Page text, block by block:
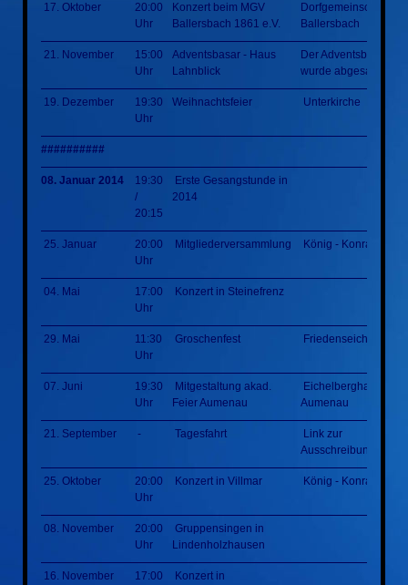
17. Oktober
20:00
Uhr
Konzert beim MGV
Ballersbach 1861 e.V.
Ballersbach
21. November
15:00
Uhr
Adventsbasar - Haus
Lahnblick
Der Adventsbasar
wurde abgesagt
19. Dezember
19:30
Uhr
Weihnachtsfeier Unterkirche
##########
08. Januar 2014
19:30
/
20:15
Erste Gesangstunde in
2014
25. Januar
20:00
Uhr
Mitgliederversammlung König - Konrad -
04. Mai
17:00
Uhr
Konzert in Steinefrenz
29. Mai
11:30
Uhr
Groschenfest Friedenseiche
07. Juni
19:30
Uhr
Mitgestaltung akad.
Feier Aumenau
Eichelberghalle
Aumenau
21. September - Tagesfahrt
Link zur
Ausschreibung
25. Oktober
20:00
Uhr
Konzert in Villmar König - Konrad -
08. November
20:00
Uhr
Gruppensingen in
Lindenholzhausen
16. November
17:00
Konzert in